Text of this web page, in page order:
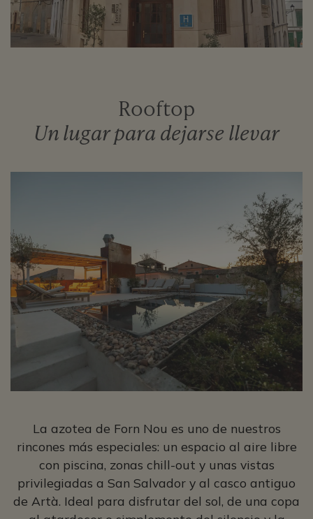
Rooftop
Un lugar para dejarse llevar
La azotea de Forn Nou es uno de nuestros
rincones más especiales: un espacio al aire libre
con piscina, zonas chill-out y unas vistas
privilegiadas a San Salvador y al casco antiguo
de Artà. Ideal para disfrutar del sol, de una copa